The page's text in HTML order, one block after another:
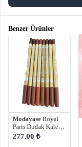
Benzer Ürünler
Modayase Royal
Paris Dudak Kalemi
8li
277.00 ₺